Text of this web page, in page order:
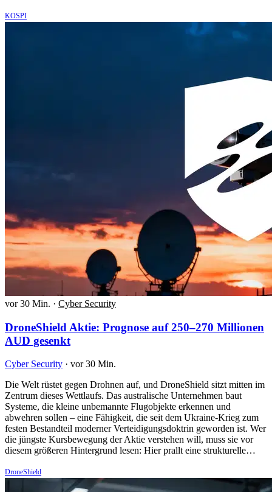
KOSPI
vor 30 Min. · Cyber Security
DroneShield Aktie: Prognose auf 250–270 Millionen
AUD gesenkt
Cyber Security · vor 30 Min.
Die Welt rüstet gegen Drohnen auf, und DroneShield sitzt mitten im
Zentrum dieses Wettlaufs. Das australische Unternehmen baut
Systeme, die kleine unbemannte Flugobjekte erkennen und
abwehren sollen – eine Fähigkeit, die seit dem Ukraine-Krieg zum
festen Bestandteil moderner Verteidigungsdoktrin geworden ist. Wer
die jüngste Kursbewegung der Aktie verstehen will, muss sie vor
diesem größeren Hintergrund lesen: Hier prallt eine strukturelle…
DroneShield